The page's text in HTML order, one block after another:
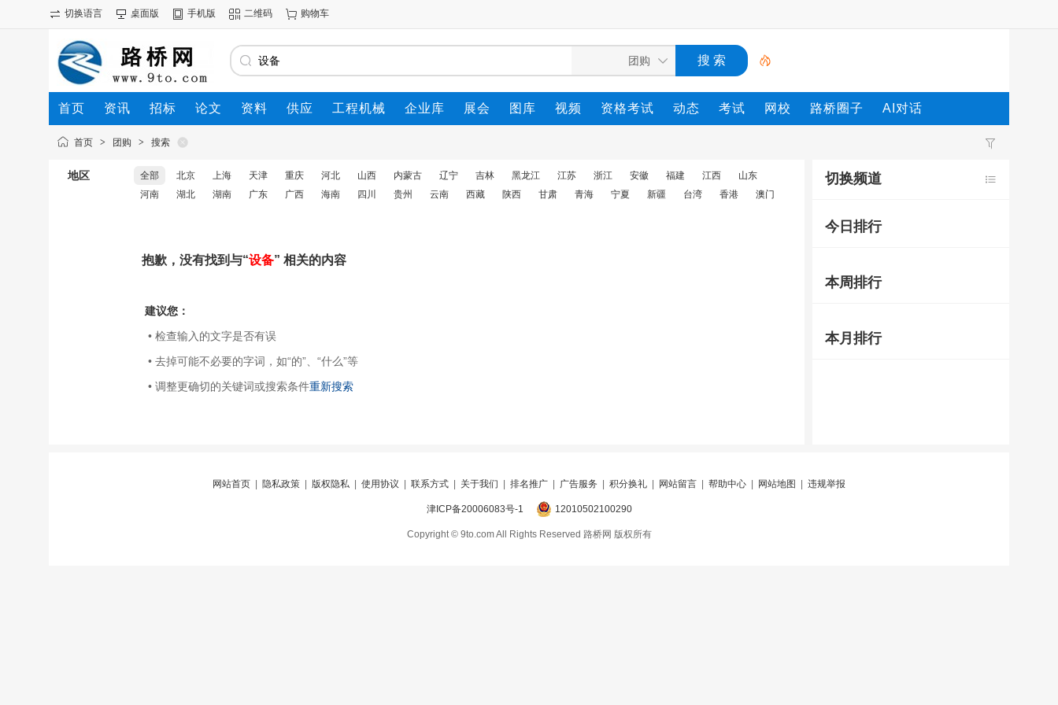
切换语言 桌面版 手机版 二维码 购物车
首页 资讯 招标 论文 资料 供应 工程机械 企业库 展会 图库 视频 资格考试 动态 考试 网校 路桥圈子 AI对话
首页 > 团购 > 搜索
地区 全部 北京 上海 天津 重庆 河北 山西 内蒙古 辽宁 吉林 黑龙江 江苏 浙江 安徽 福建 江西
山东
河南
湖北 湖南 广东 广西 海南 四川 贵州 云南 西藏 陕西 甘肃 青海 宁夏 新疆 台湾 香港 澳门
抱歉，没有找到与“设备” 相关的内容
建议您：
• 检查输入的文字是否有误
• 去掉可能不必要的字词，如“的”、“什么”等
• 调整更确切的关键词或搜索条件重新搜索
切换频道
今日排行
本周排行
本月排行
网站首页 隐私政策 版权隐私 使用协议 联系方式 关于我们 排名推广 广告服务 积分换礼 网站留言 帮助中心 网站地图 违规举报
津ICP备20006083号-1 12010502100290
Copyright © 9to.com All Rights Reserved 路桥网 版权所有